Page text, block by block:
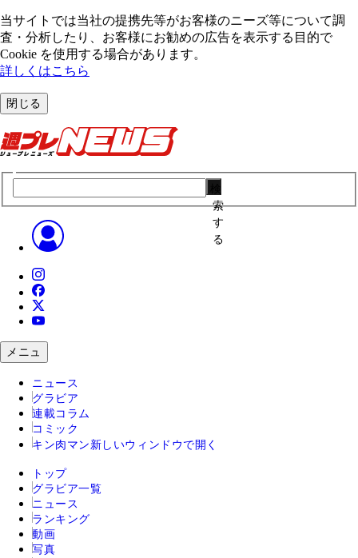
当サイトでは当社の提携先等がお客様のニーズ等について調
査・分析したり、お客様にお勧めの広告を表⽰する⽬的で
Cookie を使⽤する場合があります。
詳しくはこちら
閉じる
索
す
る
メニュ
ニュース
グラビア
連載コラム
コミック
キン肉マン 新しいウィンドウで開く
トップ
グラビア一覧
ニュース
ランキング
動画
写真